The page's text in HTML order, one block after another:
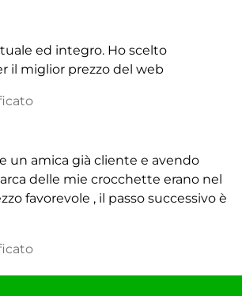
ed integro. Ho scelto
il miglior prezzo del web
un amica già cliente e avendo
delle mie crocchette erano nel
favorevole , il passo successivo è